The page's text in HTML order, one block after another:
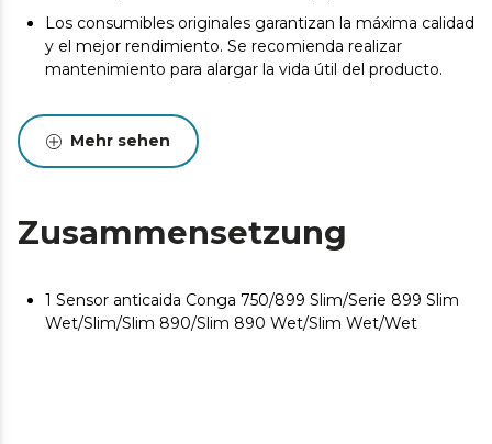
Los consumibles originales garantizan la máxima calidad
y el mejor rendimiento. Se recomienda realizar
mantenimiento para alargar la vida útil del producto.
Mehr sehen
Zusammensetzung
1 Sensor anticaida Conga 750/899 Slim/Serie 899 Slim
Wet/Slim/Slim 890/Slim 890 Wet/Slim Wet/Wet